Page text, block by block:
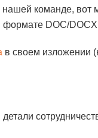
команде, вот
DOC/DOCX
в своем изложении